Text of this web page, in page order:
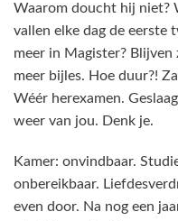
Waarom doucht hij niet?
vallen elke dag de eerste
meer in Magister? Blijven
meer bijles. Hoe duur?!
Wéér herexamen.
weer van jou. Denk je.
Kamer: onvindbaar.
onbereikbaar.
even door. Na nog een